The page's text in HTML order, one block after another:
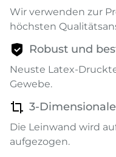
Wir verwenden zur
höchsten
Robust und
Neuste Latex-
Gewebe.
3-
Die Leinwand wird
aufgezogen.